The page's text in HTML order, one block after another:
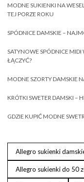
MODNE SUKIENKI NA
TEJ PORZE ROKU
SPÓDNICE DAMSKIE –
SATYNOWE SPÓDNICE MIDI
ŁĄCZYĆ?
MODNE SZORTY DAMSKIE
KRÓTKI SWETER DAMSKI –
GDZIE KUPIĆ MODNE
Allegro sukienki
Allegro sukienki do 50